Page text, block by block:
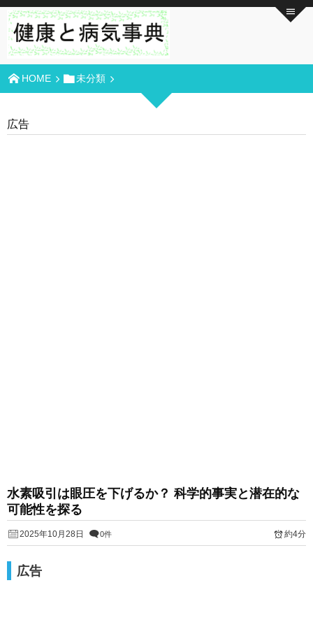
HOME 未分類
広告
水素吸引は眼圧を下げるか？ 科学的事実と潜在的な
可能性を探る
2025年10月28日 0件 約4分
広告